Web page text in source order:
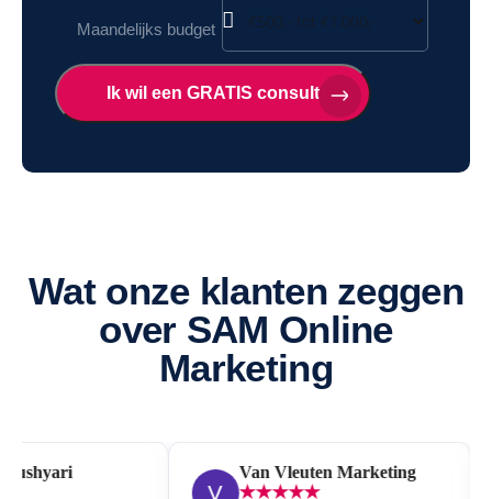
Maandelijks budget
Ik wil een GRATIS consult
Wat onze klanten zeggen
over SAM Online
Marketing
Van Vleuten Marketing